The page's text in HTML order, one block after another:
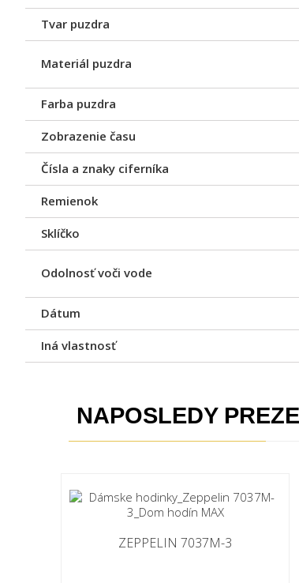
Tvar puzdra
Materiál puzdra
Farba puzdra
Zobrazenie času
Čísla a znaky ciferníka
Remienok
Sklíčko
Odolnosť voči vode
Dátum
Iná vlastnosť
NAPOSLEDY
ZEPPELIN 7037M-3